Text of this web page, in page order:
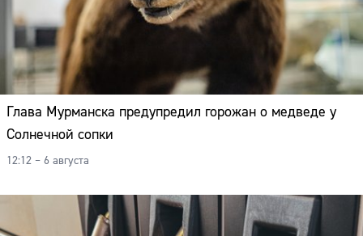
Глава Мурманска предупредил горожан о медведе у
Солнечной сопки
12:12 – 6 августа